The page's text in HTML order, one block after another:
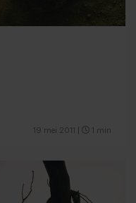
19 mei 2011 1 min